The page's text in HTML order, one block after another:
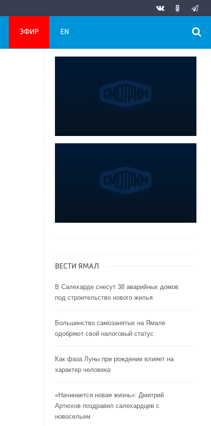
ЭФИР EN
ВЕСТИ ЯМАЛ
В Салехарде снесут 38 аварийных домов
под строительство нового жилья
Большинство самозанятых на Ямале
одобряют свой налоговый статус
Как фаза Луны при рождении влияет на
характер человека
«Начинается новая жизнь»: Дмитрий
Артюхов поздравил салехардцев с
новосельем